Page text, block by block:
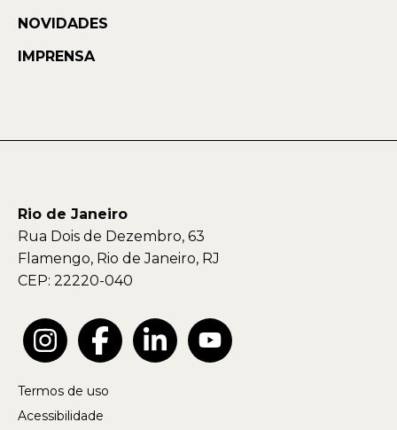
NOVIDADES
IMPRENSA
Rio de Janeiro
Rua Dois de Dezembro, 63
Flamengo, Rio de Janeiro, RJ
CEP: 22220-040
Termos de uso
Acessibilidade